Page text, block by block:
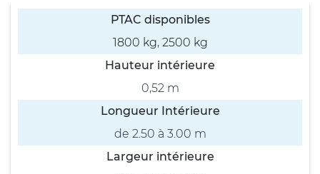
PTAC disponibles
1800 kg, 2500 kg
Hauteur intérieure
0,52 m
Longueur Intérieure
de 2.50 à 3.00 m
Largeur intérieure